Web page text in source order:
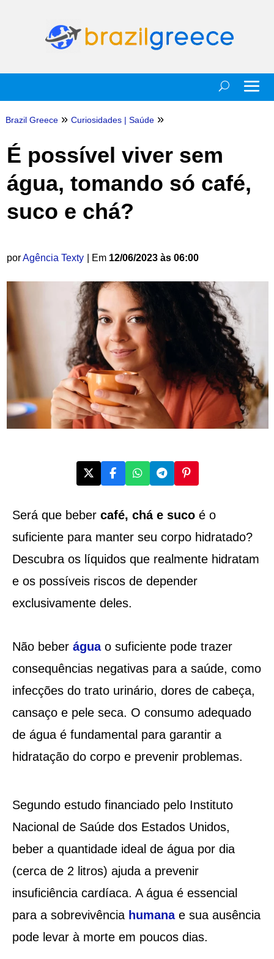
Brazil Greece » Curiosidades| Saúde »
É possível viver sem
água, tomando só café,
suco e chá?
porAgência Texty | Em 12/06/2023 às 06:00
Será que beber café, chá e sucoé o
suficiente para manter seu corpo hidratado?
Descubra os líquidos que realmente hidratam
e os possíveis riscos de depender
exclusivamente deles.
Não beber águao suficiente pode trazer
consequências negativas para a saúde, como
infecções do trato urinário, dores de cabeça,
cansaço e pele seca. O consumo adequado
de água é fundamental para garantir a
hidratação do corpo e prevenir problemas.
Segundo estudo financiado pelo Instituto
Nacional de Saúde dos Estados Unidos,
beber a quantidade ideal de água por dia
(cerca de 2 litros) ajuda a prevenir
insuficiência cardíaca. A água é essencial
para a sobrevivência humanae sua ausência
pode levar à morte em poucos dias.